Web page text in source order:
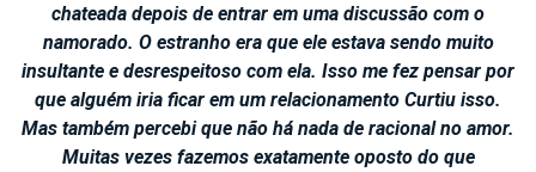
chateada depois de entrar em uma discussão com o
namorado. O estranho era que ele estava sendo muito
insultante e desrespeitoso com ela. Isso me fez pensar por
que alguém iria ficar em um relacionamento Curtiu isso.
Mas também percebi que não há nada de racional no amor.
Muitas vezes fazemos exatamente oposto do que